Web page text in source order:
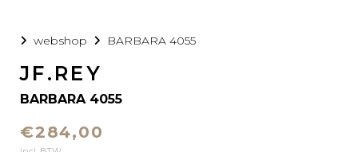
webshop BARBARA 4055
JF.REY
BARBARA 4055
€284,00